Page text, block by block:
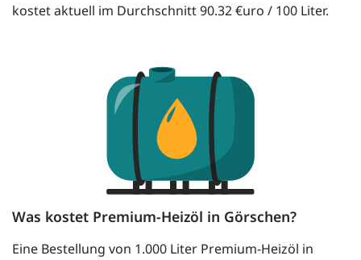
kostet aktuell im Durchschnitt 90.32 €uro / 100 Liter.
Was kostet Premium-Heizöl in Görschen?
Eine Bestellung von 1.000 Liter Premium-Heizöl in